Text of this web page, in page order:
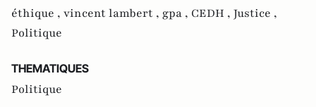
éthique , vincent lambert , gpa , CEDH , Justice ,
Politique
THEMATIQUES
Politique